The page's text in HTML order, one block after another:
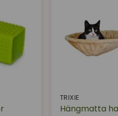
TRIXIE
Hängmatta